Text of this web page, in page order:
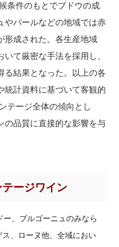
条件のもとでブドウの成
やパールなどの地域では赤
形成された。各生産地域
て厳密な手法を採用し、
る結果となった。以上の各
統計資料に基づいて客観的
テージ全体の傾向とし
の品質に直接的な影響を与
ージワイン
、ブルゴーニュのみなら
、ローヌ他、全域におい